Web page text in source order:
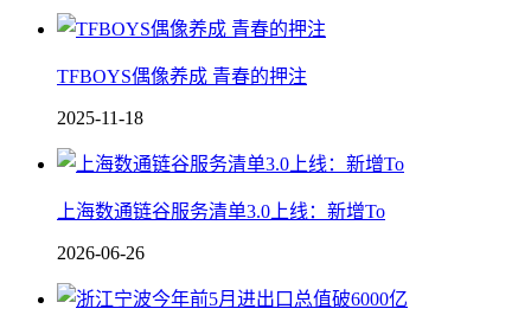
TFBOYS偶像养成 青春的押注
2025-11-18
上海数通链谷服务清单3.0上线：新增To
2026-06-26